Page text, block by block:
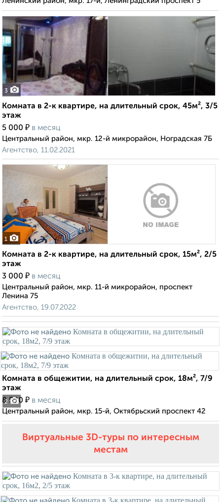
3
Комната в 2-к квартире, на длительный срок, 45м², 3/5
этаж
5 000 ₽ в месяц
Центральный район, мкр. 12-й микрорайон, Ноградская 7Б
Агентство, 11.02.2021
1
Комната в 2-к квартире, на длительный срок, 15м², 2/5
этаж
3 000 ₽ в месяц
Центральный район, мкр. 11-й микрорайон, проспект
Ленина 75
Агентство, 19.07.2022
2
Комната в общежитии, на длительный срок, 18м², 7/9
этаж
8 500 ₽ в месяц
Центральный район, мкр. 15-й, Октябрьский проспект 42
Виртуальные 3D-туры по интересным
местам